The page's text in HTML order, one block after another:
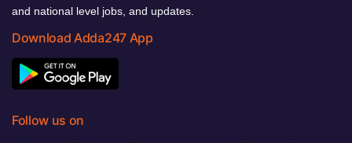
and national level jobs, and updates.
Download Adda247 App
Follow us on